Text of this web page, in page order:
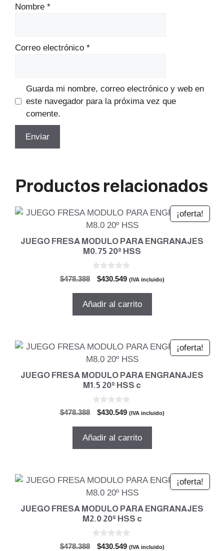
Nombre *
Correo electrónico *
Guarda mi nombre, correo electrónico y web en
este navegador para la próxima vez que
comente.
Productos relacionados
¡oferta!
JUEGO FRESA MODULO PARA ENGRANAJES
M0.75 20º HSS
$478.388
El
original
$430.549El
actual
(IVA incluido)
Añadir al carrito
¡oferta!
JUEGO FRESA MODULO PARA ENGRANAJES
M1.5 20º HSS c
$478.388
El
original
$430.549El
actual
(IVA incluido)
Añadir al carrito
¡oferta!
JUEGO FRESA MODULO PARA ENGRANAJES
M2.0 20º HSS c
$478.388
El
$430.549El(IVA incluido)